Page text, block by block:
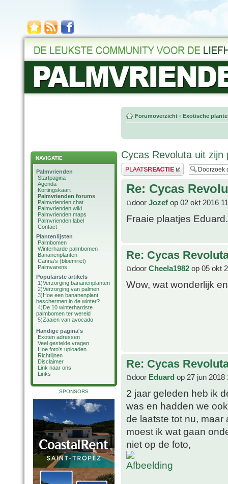
NAVIGATIE
Palmvrienden
Startpagina
Agenda
Kortingskaart
Palmvrienden forums
Palmvrienden chat
Palmvrienden wiki
Palmvrienden maps
Palmvrienden label
Contact
Plantenlijsten
Palmbomen
Winterharde palmbomen
Bananenplanten
Canna's (bloemriet)
Palmvarens
Populairste artikels
1)Verzorging bananenplanten
2)Verzorging van palmen
3)Hoe een bananenplant
beschermen in de winter?
4)De 10 winterhardste
palmbomen ter wereld
5)Zaaien van avocado
Handige pagina's
Exoten adressen
Veel gestelde vragen
Hoe foto's uploaden
Richtlijnen
Disclaimer
Link naar ons
Links
SPONSORS
Forumoverzicht ‹ Exotische
Cycas Revoluta uit zijn
Plaats een reactie
Re: Cycas
door Jozef op 02 okt 2016
Fraaie plaatjes
Re: Cycas
door Cheela1982 op 05 okt
Wow, wat wonderlijk
Re: Cycas
door Eduard op 27 jun 2018
2 jaar geleden heb ik
was en hadden we
de laatste tot nu,
moest ik wat gaan
niet op de foto,